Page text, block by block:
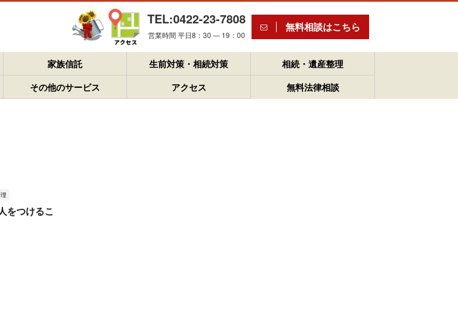
TEL:0422-23-7808
営業時間 平日8：30 ― 19：00
無料相談はこちら
家族信託 生前対策・相続対策
相続・遺産整理
その他のサービス アクセス 無料法律相談
をつけるこ